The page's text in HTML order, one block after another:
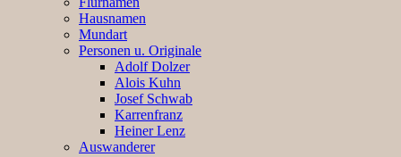
Hausnamen
Mundart
Personen u. Originale
Adolf Dolzer
Alois Kuhn
Josef Schwab
Karrenfranz
Heiner Lenz
Auswanderer